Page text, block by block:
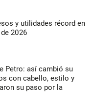
y utilidades récord en
2026
Petro: así cambió su
con cabello, estilo y
su paso por la